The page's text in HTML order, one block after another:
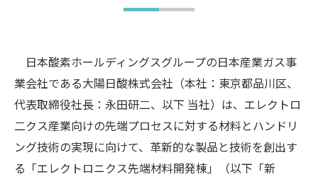
日本酸素ホールディングスグループの日本産業ガス事
業会社である大陽日酸株式会社（本社：東京都品川区、
代表取締役社長：永田研二、以下 当社）は、エレクトロ
二クス産業向けの先端プロセスに対する材料とハンドリ
ング技術の実現に向けて、革新的な製品と技術を創出す
る「エレクトロニクス先端材料開発棟」（以下「新